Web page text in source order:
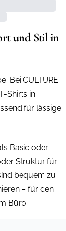
und Stil in
Bei CULTURE
Shirts in
für lässige
Basic oder
Struktur für
bequem zu
– für den
Büro.